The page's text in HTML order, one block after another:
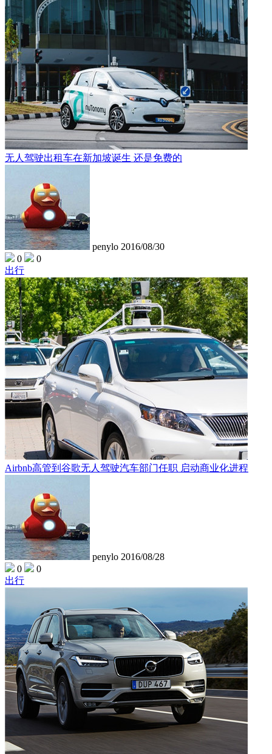
无人驾驶出租车在新加坡诞生 还是免费的
penylo 2016/08/30
0
0
出行
Airbnb高管到谷歌无人驾驶汽车部门任职 启动商业化进程
penylo 2016/08/28
0
0
出行